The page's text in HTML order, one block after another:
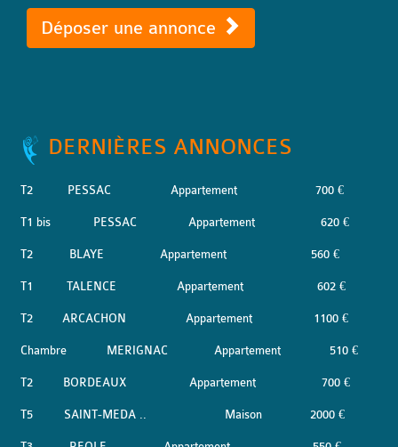
Déposer une annonce
DERNIÈRES ANNONCES
T2 PESSAC Appartement 700 €
T1 bis PESSAC Appartement 620 €
T2 BLAYE Appartement 560 €
T1 TALENCE Appartement 602 €
T2 ARCACHON Appartement 1100 €
Chambre MERIGNAC Appartement 510 €
T2 BORDEAUX Appartement 700 €
T5 SAINT-MEDA .. Maison 2000 €